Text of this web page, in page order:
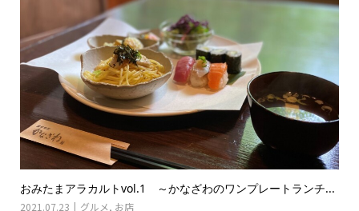
おみたまアラカルトvol.1 ～かなざわのワンプレートランチ...
2021.07.23 グルメ, お店